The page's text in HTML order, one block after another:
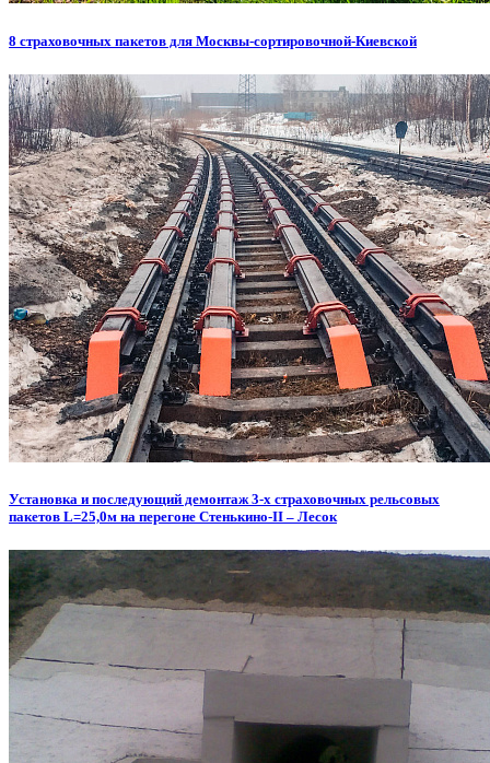
8 страховочных пакетов для Москвы-сортировочной-Киевской
Установка и последующий демонтаж 3-х страховочных рельсовых
пакетов L=25,0м на перегоне Стенькино-II – Лесок